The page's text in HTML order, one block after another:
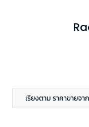
เรียงตาม ราคาขายจ